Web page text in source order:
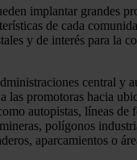
implantar grandes
de cada
y de interés para la
central y
las promotoras hacia
autopistas, líneas de
polígonos
aparcamientos o